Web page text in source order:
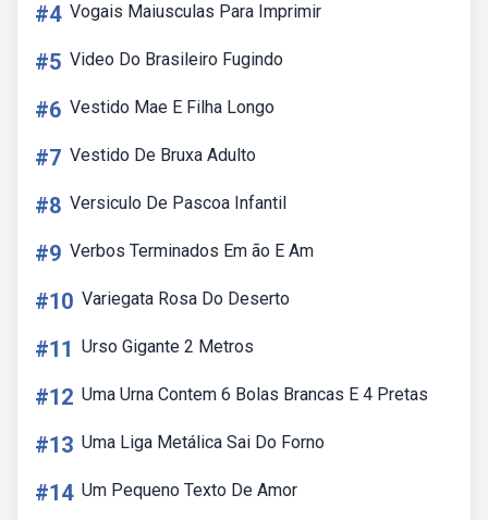
#4 Vogais Maiusculas Para Imprimir
#5 Video Do Brasileiro Fugindo
#6 Vestido Mae E Filha Longo
#7 Vestido De Bruxa Adulto
#8 Versiculo De Pascoa Infantil
#9 Verbos Terminados Em ão E Am
#10 Variegata Rosa Do Deserto
#11 Urso Gigante 2 Metros
#12 Uma Urna Contem 6 Bolas Brancas E 4 Pretas
#13 Uma Liga Metálica Sai Do Forno
#14 Um Pequeno Texto De Amor